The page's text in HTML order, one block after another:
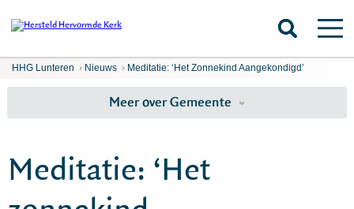
HHG Lunteren › Nieuws › Meditatie: ‘Het Zonnekind Aangekondigd’
Meer over Gemeente
Meditatie: ‘Het